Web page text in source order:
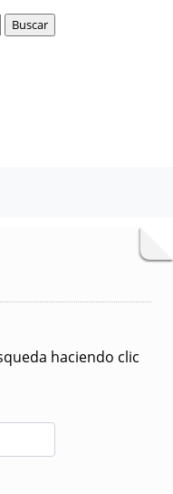
haciendo clic